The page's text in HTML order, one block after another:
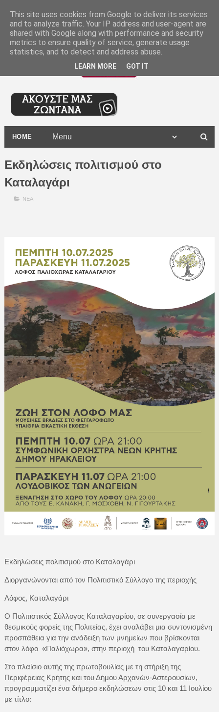
HOME
Εκδηλώσεις πολιτισμού στο
Καταλαγάρι
ΝΕΑ
Εκδηλώσεις πολιτισμού στο Καταλαγάρι
Διοργανώνονται από τον Πολιτιστικό Σύλλογο της περιοχής
Λόφος, Καταλαγάρι
Ο Πολιτιστικός Σύλλογος Καταλαγαρίου, σε συνεργασία με
θεσμικούς φορείς της Πολιτείας, έχει αναλάβει μια συντονισμένη
προσπάθεια για την ανάδειξη των μνημείων που βρίσκονται
στον λόφο «Παλιόχωρα», στην περιοχή του Καταλαγαρίου.
Στο πλαίσιο αυτής της πρωτοβουλίας με τη στήριξη της
Περιφέρειας Κρήτης και του Δήμου Αρχανών-Αστερουσίων,
προγραμματίζει ένα διήμερο εκδηλώσεων στις 10 και 11 Ιουλίου
με τίτλο:
This site uses cookies from Google to deliver its services
and to analyze traffic. Your IP address and user-agent are
shared with Google along with performance and security
metrics to ensure quality of service, generate usage
statistics, and to detect and address abuse.
LEARN MORE GOT IT